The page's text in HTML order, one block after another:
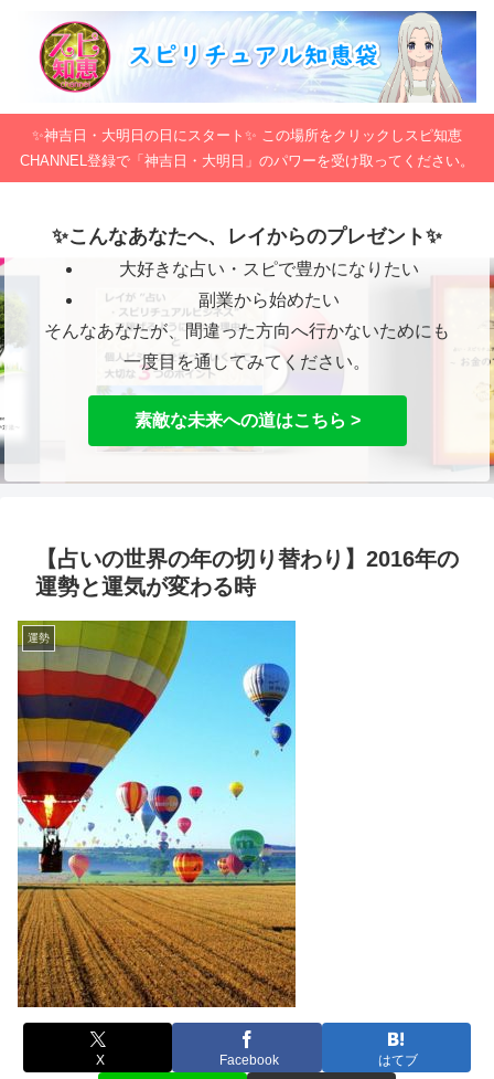
✨神吉日・大明日の日にスタート✨ この場所をクリックしスピ知恵
CHANNEL登録で「神吉日・大明日」のパワーを受け取ってください。
✨こんなあなたへ、レイからのプレゼント✨
大好きな占い・スピで豊かになりたい
副業から始めたい
そんなあなたが、間違った方向へ行かないためにも
一度目を通してみてください。
素敵な未来への道はこちら >
【占いの世界の年の切り替わり】2016年の
運勢と運気が変わる時
運勢
X Facebook はてブ